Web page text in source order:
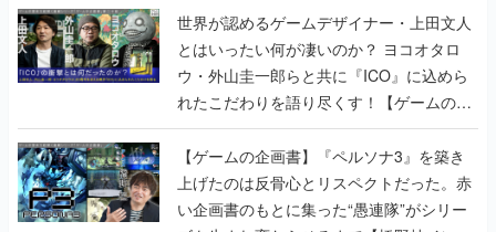
世界が認めるゲームデザイナー・上田文人
とはいったい何が凄いのか？ ヨコオタロ
ウ・外山圭一郎らと共に『ICO』に込めら
れたこだわりを語り尽くす！【ゲームの企
画書】
【ゲームの企画書】『ペルソナ3』を築き
上げたのは反骨心とリスペクトだった。赤
い企画書のもとに集った“愚連隊”がシリー